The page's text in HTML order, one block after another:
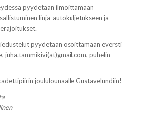
pyydetään ilmoittamaan
linja-autokuljetukseen ja
pyydetään osoittamaan eversti
juha.tammikivi(at)gmail.com, puhelin
joululounaalle Gustavelundiin!